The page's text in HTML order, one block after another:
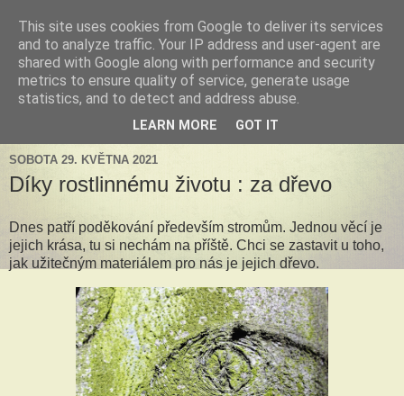
Tillandsia za okny
Tillandsie a další zelená havěť která s námi může žít v bytě,
k našim velkým radostem, nebo také starostem.
SOBOTA 29. KVĚTNA 2021
Díky rostlinnému životu : za dřevo
Dnes patří poděkování především stromům. Jednou věcí je
jejich krása, tu si nechám na příště. Chci se zastavit u toho,
jak užitečným materiálem pro nás je jejich dřevo.
This site uses cookies from Google to deliver its services
and to analyze traffic. Your IP address and user-agent are
shared with Google along with performance and security
metrics to ensure quality of service, generate usage
statistics, and to detect and address abuse.
LEARN MORE GOT IT